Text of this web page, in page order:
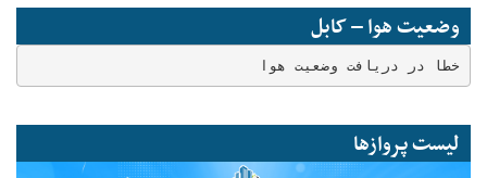
وضعیت هوا – کابل
خطا در دریافت وضعیت هوا
لیست پروازها